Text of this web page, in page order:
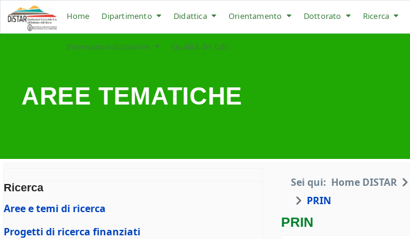
Home Dipartimento Didattica Orientamento Dottorato Ricerca
Internazionalizzazione Qualità del CdS
AREE TEMATICHE
Ricerca
Aree e temi di ricerca
Progetti di ricerca finanziati
Sei qui: Home DISTAR
PRIN
PRIN